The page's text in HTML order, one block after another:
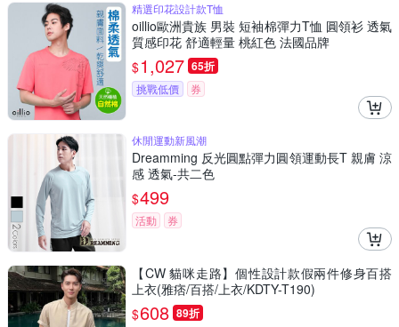
精選印花設計款T恤
oillio歐洲貴族 男裝 短袖棉彈力T恤 圓領衫 透氣
質感印花 舒適輕量 桃紅色 法國品牌
$1,027 65折
挑戰低價 券
休閒運動新風潮
Dreamming 反光圓點彈力圓領運動長T 親膚 涼
感 透氣-共二色
$499
活動 券
【CW 貓咪走路】個性設計款假兩件修身百搭
上衣(雅痞/百搭/上衣/KDTY-T190)
$608 89折